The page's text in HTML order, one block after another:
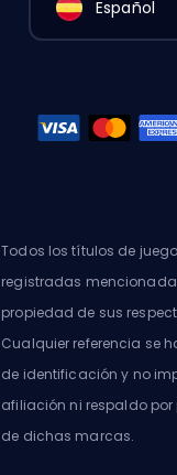
Español
Todos los títulos de
registradas
propiedad de sus
Cualquier referencia se
de identificación y no
afiliación ni respaldo por
de dichas marcas.